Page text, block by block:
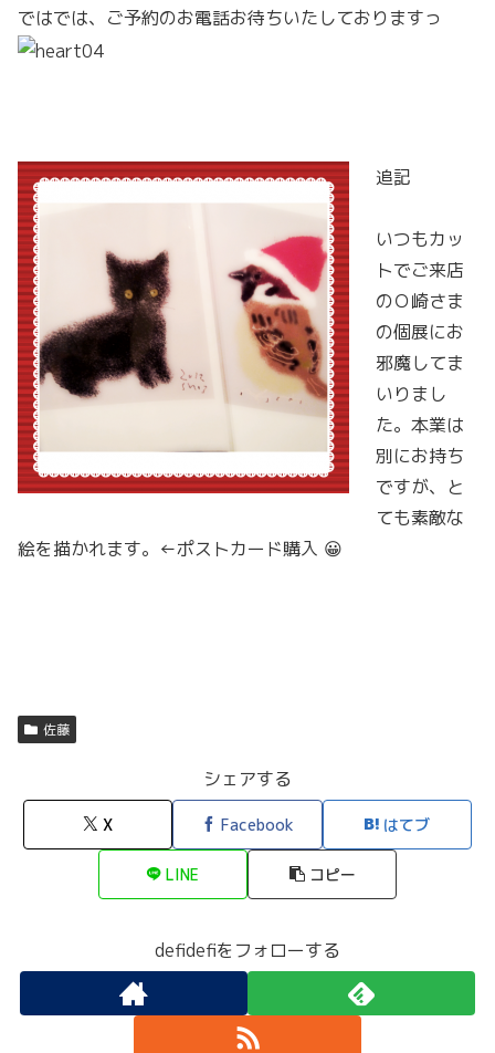
ではでは、ご予約のお電話お待ちいたしておりますっ
追記
いつもカッ
トでご来店
のＯ崎さま
の個展にお
邪魔してま
いりまし
た。本業は
別にお持ち
ですが、と
ても素敵な
絵を描かれます。←ポストカード購入 😀
佐藤
シェアする
X Facebook はてブ
LINE コピー
defidefiをフォローする